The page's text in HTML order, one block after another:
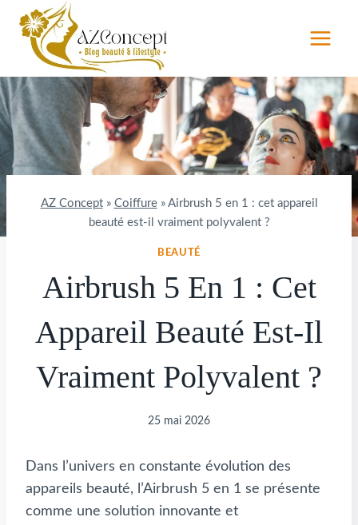
Aller
contenu
AZ Concept» Coiffure» Airbrush 5 en 1 : cet appareil
beauté est-il vraiment polyvalent ?
BEAUTÉ
Airbrush 5 En 1 : Cet
Appareil Beauté Est-Il
Vraiment Polyvalent ?
25 mai 2026
Dans l’univers en constante évolution des
appareils beauté, l’Airbrush 5 en 1 se présente
comme une solution innovante et